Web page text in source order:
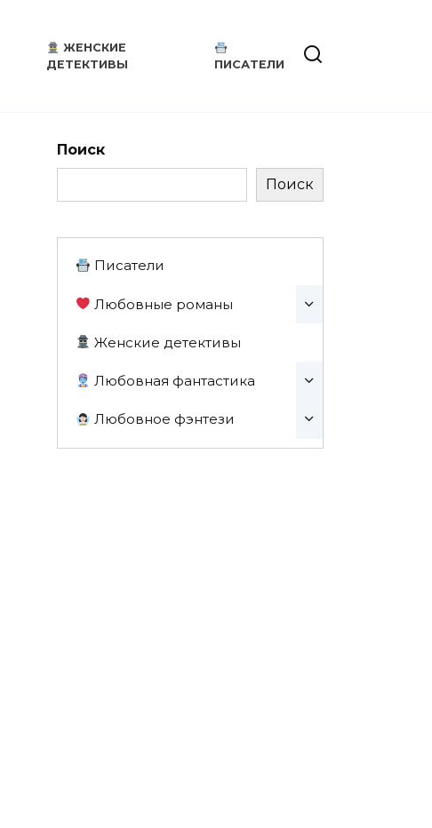
ЖЕНСКИЕ
ДЕТЕКТИВЫ
ПИСАТЕЛИ
Поиск
Поиск
Писатели
Любовные романы
Женские детективы
Любовная фантастика
Любовное фэнтези